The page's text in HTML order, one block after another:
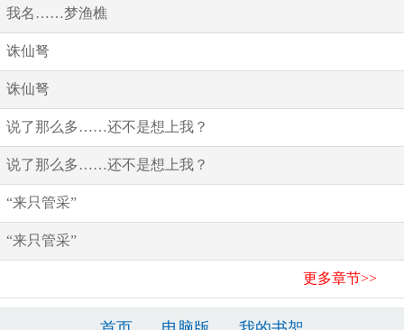
我名……梦渔樵
诛仙弩
诛仙弩
说了那么多……还不是想上我？
说了那么多……还不是想上我？
“来只管采”
“来只管采”
更多章节>>